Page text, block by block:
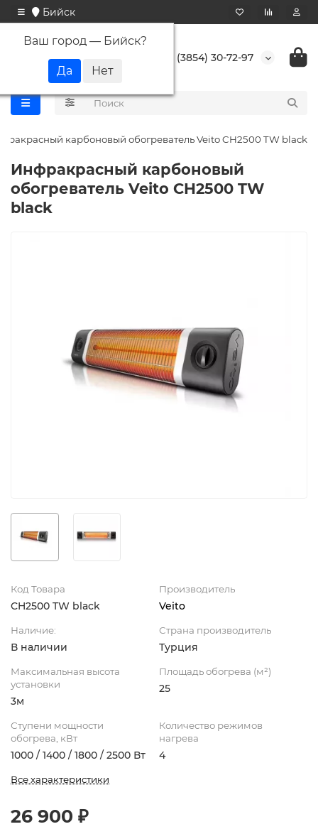
Бийск
Ваш город — Бийск?
+7 (3854) 30-72-97
карбоновый обогреватель Veito CH2500 TW black
Инфракрасный карбоновый
обогреватель Veito CH2500 TW
black
Код Товара
CH2500 TW black
Производитель
Veito
Наличие:
В наличии
Страна производитель
Турция
Максимальная высота
установки
3м
Площадь обогрева (м²)
25
Ступени мощности
обогрева, кВт
1000 / 1400 / 1800 / 2500 Вт
Количество режимов
нагрева
4
Все характеристики
26 900 ₽